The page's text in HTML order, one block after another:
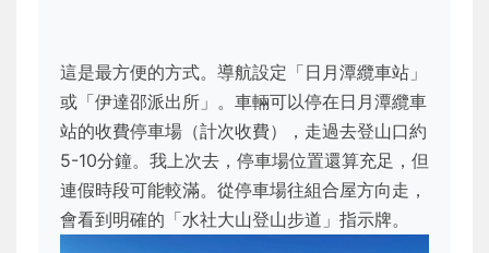
這是最方便的方式。導航設定「日月潭纜車站」
或「伊達邵派出所」。車輛可以停在日月潭纜車
站的收費停車場（計次收費），走過去登山口約
5-10分鐘。我上次去，停車場位置還算充足，但
連假時段可能較滿。從停車場往組合屋方向走，
會看到明確的「水社大山登山步道」指示牌。